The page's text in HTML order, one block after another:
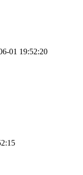
01 19:52:20